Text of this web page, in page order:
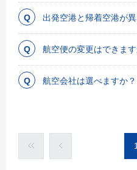
出発空港と帰着空港が
航空便の変更はできます
航空会社は選べますか？
1